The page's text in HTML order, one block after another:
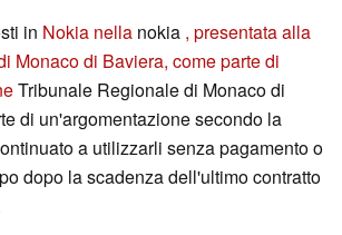
in Nokia nella nokia , presentata alla
Monaco di Baviera, come parte di
Tribunale Regionale di Monaco di
di un'argomentazione secondo la
a utilizzarli senza pagamento o
dopo la scadenza dell'ultimo contratto